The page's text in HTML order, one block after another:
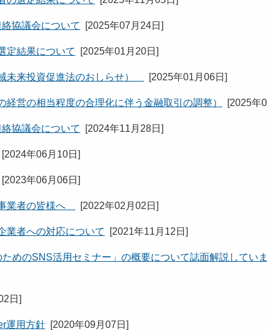
協議会について [2025年07月24日 ]
定結果について [2025年01月20日 ]
未来投資促進法のおしらせ） [2025年01月06日 ]
営の相当程度の合理化に伴う金融取引の調整） [2025年
協議会について [2024年11月28日 ]
[2024年06月10日 ]
[2023年06月06日 ]
業者の皆様へ [2022年02月02日 ]
業者への対応について [2021年11月12日 ]
めのSNS活用セミナー」の概要について誌面解説してい
日 ]
運用方針 [2020年09月07日 ]